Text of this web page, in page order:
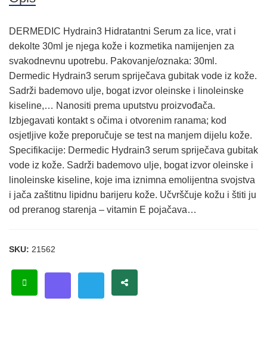
DERMEDIC Hydrain3 Hidratantni Serum za lice, vrat i
dekolte 30ml je njega kože i kozmetika namijenjen za
svakodnevnu upotrebu. Pakovanje/oznaka: 30ml.
Dermedic Hydrain3 serum spriječava gubitak vode iz kože.
Sadrži bademovo ulje, bogat izvor oleinske i linoleinske
kiseline,… Nanositi prema uputstvu proizvođača.
Izbjegavati kontakt s očima i otvorenim ranama; kod
osjetljive kože preporučuje se test na manjem dijelu kože.
Specifikacije: Dermedic Hydrain3 serum spriječava gubitak
vode iz kože. Sadrži bademovo ulje, bogat izvor oleinske i
linoleinske kiseline, koje ima iznimna emolijentna svojstva
i jača zaštitnu lipidnu barijeru kože. Učvrščuje kožu i štiti ju
od preranog starenja – vitamin E pojačava…
SKU: 21562